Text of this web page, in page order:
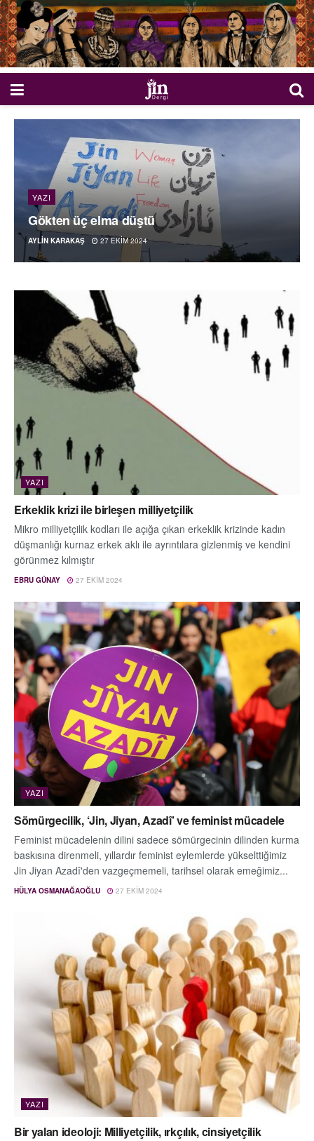
YAZI
Gökten üç elma düştü
AYLIN KARAKAŞ 27 EKIM 2024
YAZI
Erkeklik krizi ile birleşen milliyetçilik
Mikro milliyetçilik kodları ile açığa çıkan erkeklik krizinde kadın
düşmanlığı kurnaz erkek aklı ile ayrıntılara gizlenmiş ve kendini
görünmez kılmıştır
EBRU GÜNAY 27 EKIM 2024
YAZI
Sömürgecilik, ‘Jin, Jiyan, Azadî’ ve feminist mücadele
Feminist mücadelenin dilini sadece sömürgecinin dilinden kurma
baskısına direnmeli, yıllardır feminist eylemlerde yükselttiğimiz
Jin Jiyan Azadî'den vazgeçmemeli, tarihsel olarak emeğimiz...
HÜLYA OSMANAĞAOĞLU 27 EKIM 2024
YAZI
Bir yalan ideoloji: Milliyetçilik, ırkçılık, cinsiyetçilik